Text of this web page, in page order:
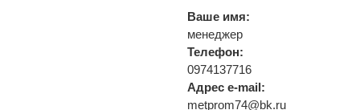
Ваше имя:
менеджер
Телефон:
0974137716
Адрес e-mail:
metprom74@bk.ru